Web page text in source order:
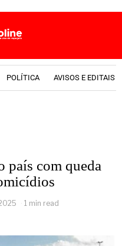
POLÍTICA AVISOS E EDITAIS
país com queda
1 min read